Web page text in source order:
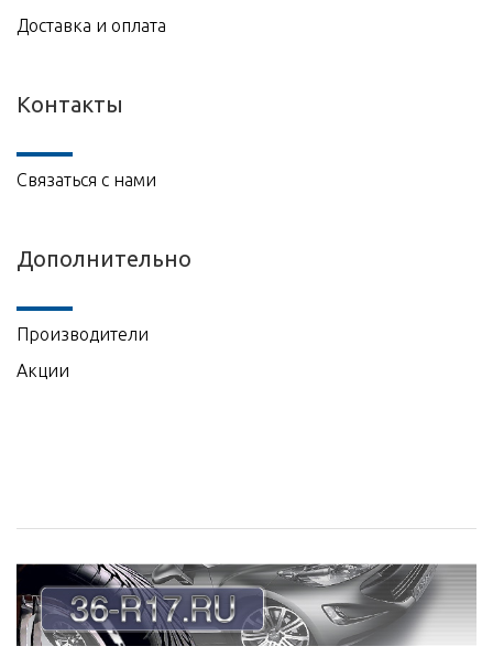
Доставка и оплата
Контакты
Связаться с нами
Дополнительно
Производители
Акции